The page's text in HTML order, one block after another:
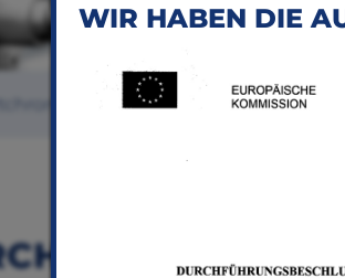
Übermaßverchromung
WIR HABEN DIE